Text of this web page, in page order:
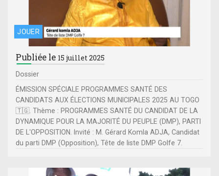
JOUER
Publiée le 15 juillet 2025
Dossier
ÉMISSION SPÉCIALE PROGRAMMES SANTÉ DES
CANDIDATS AUX ÉLECTIONS MUNICIPALES 2025 AU TOGO
🇹🇬. Thème : PROGRAMMES SANTÉ DU CANDIDAT DE LA
DYNAMIQUE POUR LA MAJORITÉ DU PEUPLE (DMP), PARTI
DE L'OPPOSITION. Invité : M. Gérard Komla ADJA, Candidat
du parti DMP (Opposition), Tête de liste DMP Golfe 7.